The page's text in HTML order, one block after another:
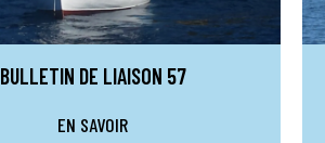
BULLETIN DE LIAISON 57
EN SAVOIR